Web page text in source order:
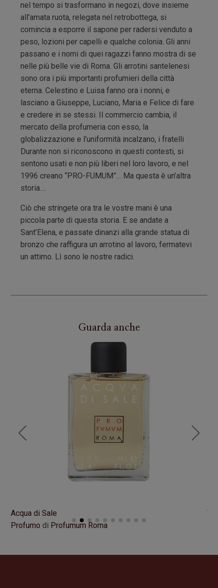
nel tempo si trasformano in negozi, dove insieme
all’amata ruota, relegata nel retrobottega, si
comincia a esporre il sapone per radersi venduto a
peso, lozioni per capelli e qualche colonia. Gli anni
passano e i nomi di quei ragazzi fanno mostra di se
nelle più belle vie di Roma. Gli arrotini santelenesi
sono ora i più importanti profumieri della città
eterna. Celestino e Luisa fanno ora i nonni, e
lasciano a Giuseppe, Luciano, Maria e Felice di fare
e credere in se stessi. Il commercio cambia, il
mercato della profumeria con esso, la
globalizzazione e l’uniformità incalzano, i fratelli
Durante non si riconoscono in questi contesti, si
sentono usati e non più liberi nel loro lavoro, e nel
1996 creano “PRO-FUMUM”… Ma questa è un’altra
storia….
Ciò che stringete ora tra le vostre mani è una
piccola parte di questa storia. E se andate a
Sant’Elena, e passate dinanzi alla grande statua di
bronzo che raffigura un arrotino al lavoro, fermatevi
un attimo. Lì sono le nostre radici.
Guarda anche
Acqua di Sale
Profumo di Profumum Roma